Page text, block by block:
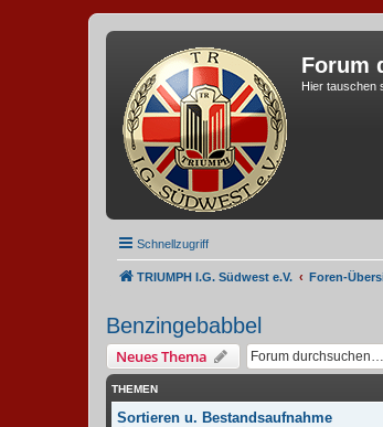
Forum
Hier tauschen
Schnellzugriff
TRIUMPH I.G. Südwest e.V. Foren-
Benzingebabbel
Neues Thema
THEMEN
Sortieren u. Bestandsaufnahme